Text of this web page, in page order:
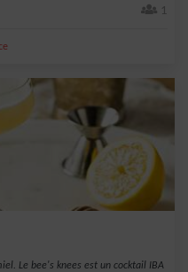
1
Le bee's knees est un cocktail IBA